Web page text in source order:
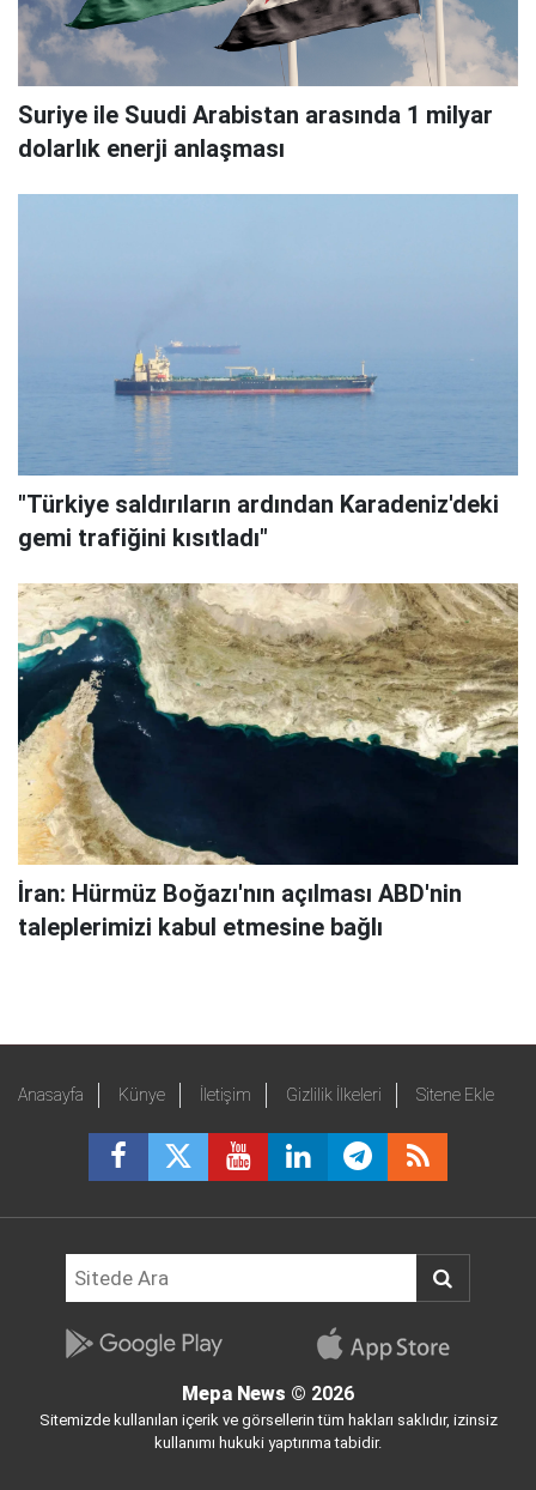
Suriye ile Suudi Arabistan arasında 1 milyar
dolarlık enerji anlaşması
"Türkiye saldırıların ardından Karadeniz'deki
gemi trafiğini kısıtladı"
İran: Hürmüz Boğazı'nın açılması ABD'nin
taleplerimizi kabul etmesine bağlı
Anasayfa Künye İletişim Gizlilik İlkeleri Sitene Ekle
Mepa News © 2026
Sitemizde kullanılan içerik ve görsellerin tüm hakları saklıdır, izinsiz
kullanımı hukuki yaptırıma tabidir.